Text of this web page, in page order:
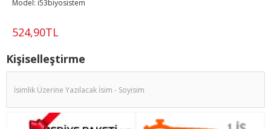
524,90TL
Model: i53biyosistem
Kişiselleştirme